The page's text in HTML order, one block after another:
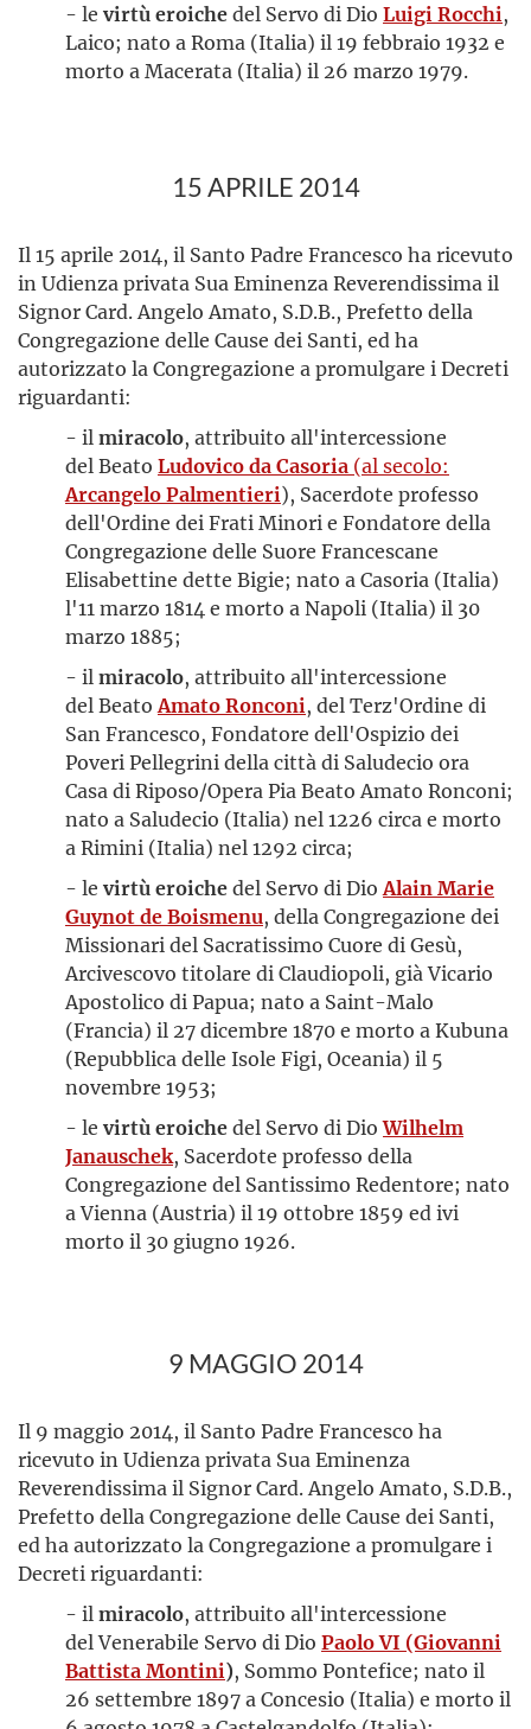
- le virtù eroichedel Servo di Dio Luigi Rocchi,
Laico; nato a Roma (Italia) il 19 febbraio 1932 e
morto a Macerata (Italia) il 26 marzo 1979.
15 APRILE 2014
Il 15 aprile 2014, il Santo Padre Francesco ha ricevuto
in Udienza privata Sua Eminenza Reverendissima il
Signor Card. Angelo Amato, S.D.B., Prefetto della
Congregazione delle Cause dei Santi, ed ha
autorizzato la Congregazione a promulgare i Decreti
riguardanti:
- il miracolo, attribuito all'intercessione
del Beato Ludovico da Casoria (al secolo:
Arcangelo Palmentieri), Sacerdote professo
dell'Ordine dei Frati Minori e Fondatore della
Congregazione delle Suore Francescane
Elisabettine dette Bigie; nato a Casoria (Italia)
l'11 marzo 1814 e morto a Napoli (Italia) il 30
marzo 1885;
- il miracolo, attribuito all'intercessione
del Beato Amato Ronconi, del Terz'Ordine di
San Francesco, Fondatore dell'Ospizio dei
Poveri Pellegrini della città di Saludecio ora
Casa di Riposo/Opera Pia Beato Amato Ronconi;
nato a Saludecio (Italia) nel 1226 circa e morto
a Rimini (Italia) nel 1292 circa;
- le virtù eroichedel Servo di Dio Alain Marie
Guynot de Boismenu, della Congregazione dei
Missionari del Sacratissimo Cuore di Gesù,
Arcivescovo titolare di Claudiopoli, già Vicario
Apostolico di Papua; nato a Saint-Malo
(Francia) il 27 dicembre 1870 e morto a Kubuna
(Repubblica delle Isole Figi, Oceania) il 5
novembre 1953;
- le virtù eroichedel Servo di Dio Wilhelm
Janauschek, Sacerdote professo della
Congregazione del Santissimo Redentore; nato
a Vienna (Austria) il 19 ottobre 1859 ed ivi
morto il 30 giugno 1926.
9 MAGGIO 2014
Il 9 maggio 2014, il Santo Padre Francesco ha
ricevuto in Udienza privata Sua Eminenza
Reverendissima il Signor Card. Angelo Amato, S.D.B.,
Prefetto della Congregazione delle Cause dei Santi,
ed ha autorizzato la Congregazione a promulgare i
Decreti riguardanti:
- il miracolo, attribuito all'intercessione
del Venerabile Servo di Dio Paolo VI (Giovanni
Battista Montini), Sommo Pontefice; nato il
26 settembre 1897 a Concesio (Italia) e morto il